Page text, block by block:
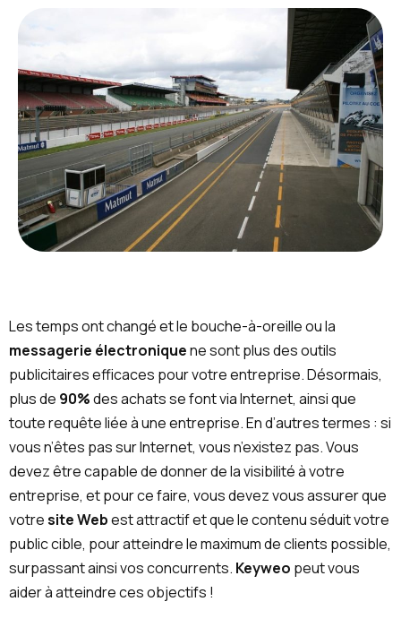
Les temps ont changé et le bouche-à-oreille ou la
messagerie électroniquene sont plus des outils
publicitaires efficaces pour votre entreprise. Désormais,
plus de 90%des achats se font via Internet, ainsi que
toute requête liée à une entreprise. En d’autres termes : si
vous n’êtes pas sur Internet, vous n’existez pas. Vous
devez être capable de donner de la visibilité à votre
entreprise, et pour ce faire, vous devez vous assurer que
votresite Webest attractif et que le contenu séduit votre
public cible, pour atteindre le maximum de clients possible,
surpassant ainsi vos concurrents. Keyweo peut vous
aider à atteindre ces objectifs !